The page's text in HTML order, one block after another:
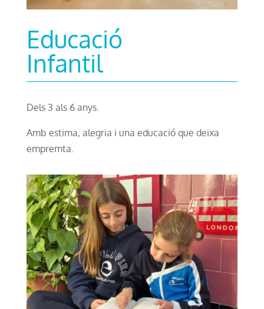
Educació
Infantil
Dels 3 als 6 anys.
Amb estima, alegria i una educació que deixa
empremta.